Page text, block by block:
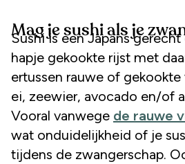
Mag je sushi als je
Sushi is een Japans gerecht dat bestaat uit een
hapje gekookte rijst met
ertussen rauwe of
ei, zeewier, avocado en/of
Vooral vanwege de rauwe
wat onduidelijkheid of je
tijdens de zwangerschap.